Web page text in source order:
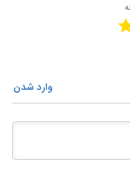
وارد شدن